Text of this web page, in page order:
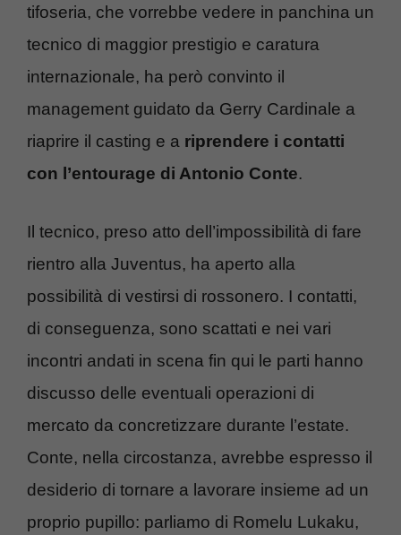
tifoseria, che vorrebbe vedere in panchina un
tecnico di maggior prestigio e caratura
internazionale, ha però convinto il
management guidato da Gerry Cardinale a
riaprire il casting e a riprendere i contatti
con l’entourage di Antonio Conte.
Il tecnico, preso atto dell’impossibilità di fare
rientro alla Juventus, ha aperto alla
possibilità di vestirsi di rossonero. I contatti,
di conseguenza, sono scattati e nei vari
incontri andati in scena fin qui le parti hanno
discusso delle eventuali operazioni di
mercato da concretizzare durante l’estate.
Conte, nella circostanza, avrebbe espresso il
desiderio di tornare a lavorare insieme ad un
proprio pupillo: parliamo di Romelu Lukaku,